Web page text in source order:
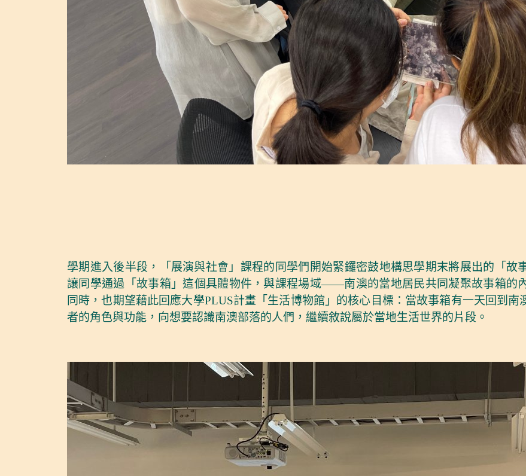
學期進入後半段，「展演與社會」課程的同學們開始緊鑼密鼓地構思學期末將展出的「故
讓同學通過「故事箱」這個具體物件，與課程場域——南澳的當地居民共同凝聚故事箱的
同時，也期望藉此回應大學PLUS計畫「生活博物館」的核心目標：當故事箱有一天回到
者的角色與功能，向想要認識南澳部落的人們，繼續敘說屬於當地生活世界的片段。